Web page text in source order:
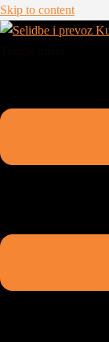
Skip to content